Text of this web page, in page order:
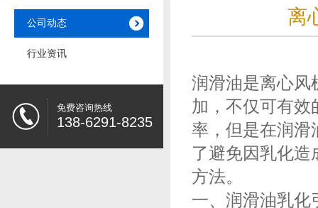
公司动态
行业资讯
免费咨询热线
138-6291-8235
离
润滑油是离心风
加，不仅可有效
率，但是在润滑
了避免因乳化
方法。
一、润滑油乳化